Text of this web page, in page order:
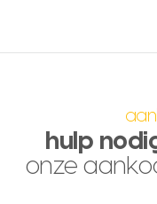
hulp
onze